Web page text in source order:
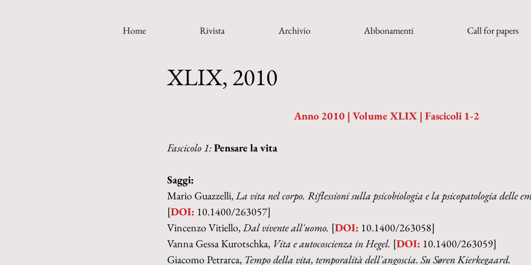
Home Rivista Archivio Abbonamenti Call for papers
XLIX, 2010
Anno 2010 | Volume XLIX | Fascicoli 1-2
Fascicolo 1: Pensare la vita
Saggi:
Mario Guazzelli, La vita nel corpo. Riflessioni sulla psicobiologia e la psicopatologia delle
[DOI: 10.1400/263057]
Vincenzo Vitiello, Dal vivente all'uomo. [DOI: 10.1400/263058]
Vanna Gessa Kurotschka, Vita e autocoscienza in Hegel. [DOI: 10.1400/263059]
Giacomo Petrarca, Tempo della vita, temporalità dell'angoscia. Su Søren Kierkegaard.